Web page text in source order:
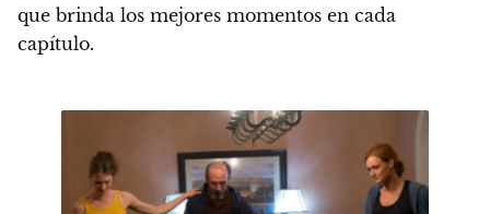
que brinda los mejores momentos en cada
capítulo.